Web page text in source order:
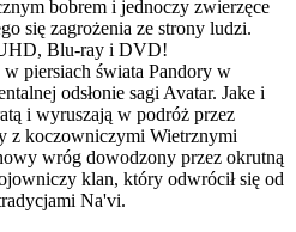
bobrem i jednoczy zwierzęce
się zagrożenia ze strony ludzi.
Blu-ray i DVD!
piersiach świata Pandory w
odsłonie sagi Avatar. Jake i
i wyruszają w podróż przez
z koczowniczymi Wietrznymi
wróg dowodzony przez okrutną
klan, który odwrócił się od
Na'vi.